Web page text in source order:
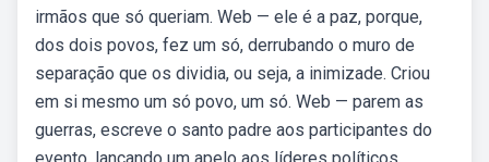
irmãos que só queriam. Web — ele é a paz, porque,
dos dois povos, fez um só, derrubando o muro de
separação que os dividia, ou seja, a inimizade. Criou
em si mesmo um só povo, um só. Web — parem as
guerras, escreve o santo padre aos participantes do